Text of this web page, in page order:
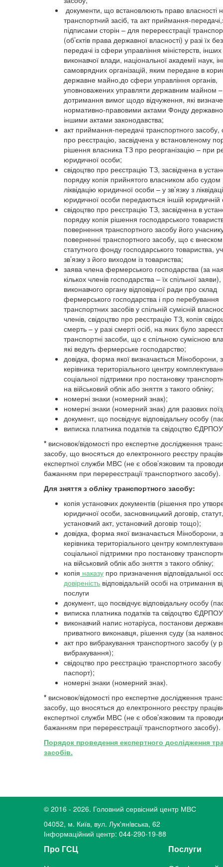
документи, що встановлюють право власності
транспортний засіб, та акт приймання-
підписами сторін – для перереєстрації
(об’єктів права державної власності) у разі їх
передачі із сфери управління міністерств, інших
виконавчої влади, національної академії наук,
самоврядних організацій, яким передане в
державне майно,до сфери управління органів,
уповноважених управляти державним майном
дотримання вимог щодо відчуження, які
нормативно-правовими актами Фонду
іншими актами законодавства;
акт приймання-передачі транспортного засобу,
про реєстрацію, засвідчена у встановленому
рішення власника ТЗ про реорганізацію – при
юридичної особи;
свідоцтво про реєстрацію ТЗ, засвідчена в
порядку копія прийнятого власником або
ліквідацію юридичної особи – у зв’язку з
юридичної особи передаються іншій юридичній
свідоцтво про реєстрацію ТЗ, засвідчена в
порядку копія рішення господарського
повернення транспортного засобу його
поверненні транспортного засобу, що є
статутного фонду господарського товариства,
зв’язку з його виходом із товариства;
заява члена фермерського господарства (за
кількох членів господарства – їх спільної заяви),
виконавчого органу відповідної ради про склад
фермерського господарства і про перебування
транспортних засобів у спільній сумісній
членів, свідоцтво про реєстрацію ТЗ, копія
смерть – у разі смерті осіб, на яких було
транспортні засоби, що є спільною сумісною
які ведуть фермерське господарство;
довідка, форма якої визначається Міноборони,
керівника територіального центру
соціальної підтримки про постановку
на військовий облік або зняття з такого обліку;
номерні знаки (номерний знак);
номерні знаки (номерний знак) для разових
документ, що посвідчує відповідальну особу
виписка платника податків та свідоцтво
* висновок/відомості про експертне дослідження
засобу, що вносяться до електронного реєстру
експертної служби МВС (не є обов’язковим та
бажанням при перереєстрації транспортного засобу).
Для зняття з обліку транспортного засобу:
копія установчих документів (рішення про
юридичної особи, засновницький договір,
установчий акт, установчий договір тощо);
довідка, форма якої визначається Міноборони,
керівника територіального центру
соціальної підтримки про постановку
на військовий облік або зняття з такого обліку;
копія наказу про призначення відповідальної
довіреність відповідальній особі на отримання
послуги
документ, що посвідчує відповідальну особу
виписка платника податків та свідоцтво
виконавчий напис нотаріуса, постанови
приватного виконавця, рішення суду (за
акт про вибракування транспортного засобу (у
вибракування);
свідоцтво про реєстрацію транспортного засобу
паспорт);
номерні знаки (номерний знак).
* висновок/відомості про експертне дослідження
засобу, що вносяться до електронного реєстру
експертної служби МВС (не є обов’язковим та
бажанням при перереєстрації транспортного засобу).
Порядок проведення експертного дослідження
засобів.
© 2016 - 2026. Головний сервісний центр МВС
04052, м. Київ, вул. Лук'янiвська, 62
Інформаційний центр: 044-290-19-88
Про ГСЦ
Послуги